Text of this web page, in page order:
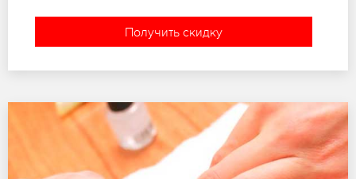
Получить скидку